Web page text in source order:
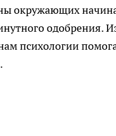
окружающих
одобрения.
психологии